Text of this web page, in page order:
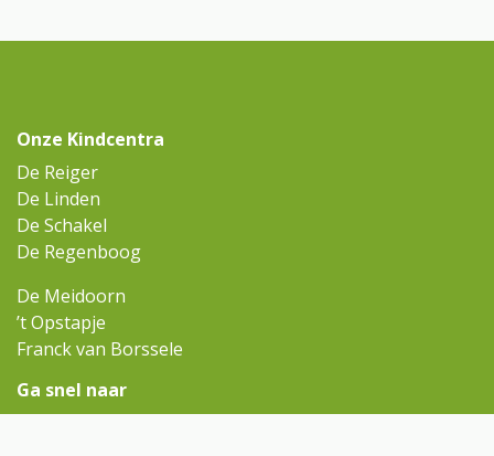
Onze Kindcentra
De Reiger
De Linden
De Schakel
De Regenboog
De Meidoorn
’t Opstapje
Franck van Borssele
Ga snel naar